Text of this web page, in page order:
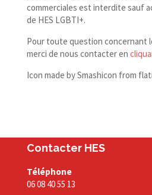
commerciales est interdite sauf
de HES LGBTI+.
Pour toute question concernant
merci de nous contacter en
Icon made by Smashicon from
Contacter HES
Téléphone
06 08 40 55 13